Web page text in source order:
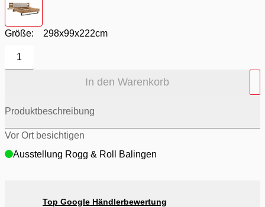
Größe: 298x99x222cm
1
In den Warenkorb
Produktbeschreibung
Vor Ort besichtigen
Ausstellung Rogg & Roll Balingen
Top Google Händlerbewertung